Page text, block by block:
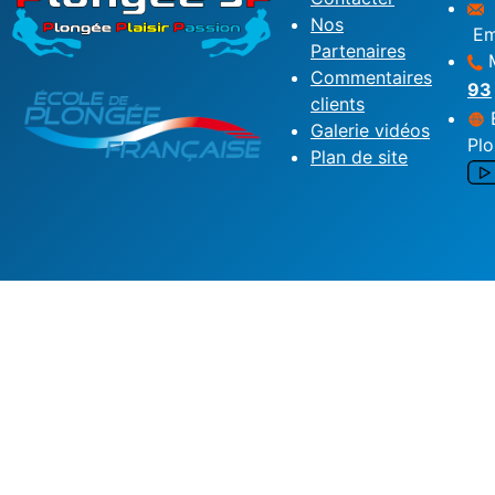
Nos
Partenaires
Commentaires
clients
Galerie vidéos
Plan de site
93